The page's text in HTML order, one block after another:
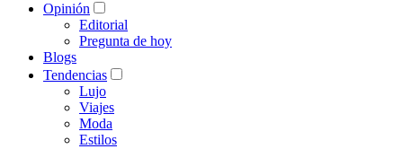
Opinión
Editorial
Pregunta de hoy
Blogs
Tendencias
Lujo
Viajes
Moda
Estilos